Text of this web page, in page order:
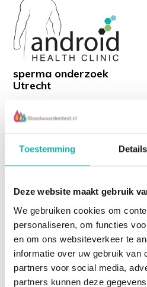
Toestemming Details
Deze website maakt gebruik
We gebruiken cookies om
personaliseren, om functies
en om ons websiteverkeer te
informatie over uw gebruik van
partners voor social media,
partners kunnen deze
Ferticentro kun je in
onderzoek als de
kliniek hier om vraagt.
Je kunt tijdens het
ook vragen om een
hiermee naar jouw
sperma onderzoek
Utrecht
€ 229,-
Recent bekeken